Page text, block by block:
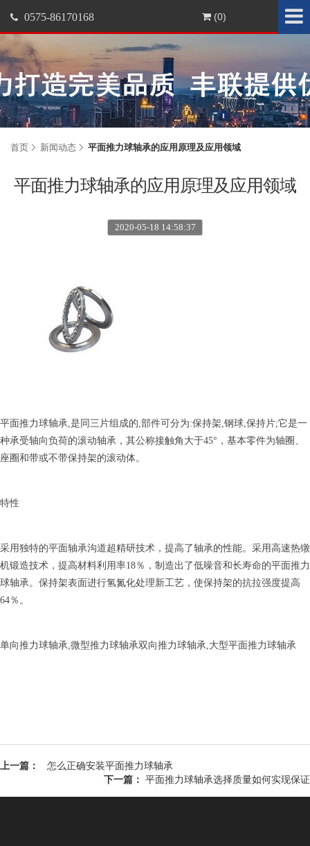
0575-86170168 (0)
首页 新闻动态 平面推力球轴承的应用原理及应用领域
平面推力球轴承的应用原理及应用领域
2020-05-18 14:58:37
平面推力球轴承,是同三片组成的,部件可分为:保持架,钢球,保持片;它是一
种承受轴向负荷的滚动轴承，其公称接触角大于45°，基本零件为轴圈、
座圈和带或不带保持架的滚动体。
特性
采用独特的平面轴承沟道超精研技术，提高了轴承的性能。采用高速热镦
机锻造技术，提高材料利用率18％，制造出了低噪音和长寿命的平面推力
球轴承。保持架表面进行氢氮化处理新工艺，使保持架的抗拉强度提高
64％。
单向推力球轴承,微型推力球轴承双向推力球轴承,大型平面推力球轴承
上一篇：
怎么正确安装平面推力球轴承
下一篇： 平面推力球轴承选择质量如何实现保证